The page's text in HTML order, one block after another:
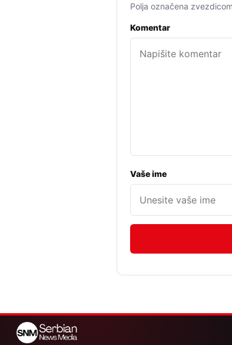
Polja označena
Komentar
Vaše ime